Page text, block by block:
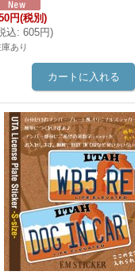
円(税別)
込: 605円)
あり